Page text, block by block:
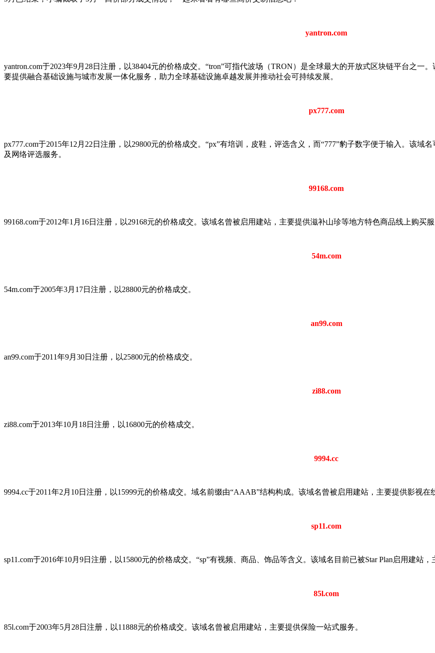
yantron.com
yantron.com于2023年9月28日注册，以38404元的价格成交。“tron”可指代波场（TRON）是全球最大的开放式区块链平台之
要提供融合基础设施与城市发展一体化服务，助力全球基础设施卓越发展并推动社会可持续发展。
px777.com
px777.com于2015年12月22日注册，以29800元的价格成交。“px”有培训，皮鞋，评选含义，而“777”豹子数字便于输入。该
及网络评选服务。
99168.com
99168.com于2012年1月16日注册，以29168元的价格成交。该域名曾被启用建站，主要提供滋补山珍等地方特色商品线上购买
54m.com
54m.com于2005年3月17日注册，以28800元的价格成交。
an99.com
an99.com于2011年9月30日注册，以25800元的价格成交。
zi88.com
zi88.com于2013年10月18日注册，以16800元的价格成交。
9994.cc
9994.cc于2011年2月10日注册，以15999元的价格成交。域名前缀由“AAAB”结构构成。该域名曾被启用建站，主要提供影视在
sp11.com
sp11.com于2016年10月9日注册，以15800元的价格成交。“sp”有视频、商品、饰品等含义。该域名目前已被Star Plan启用建站
85l.com
85l.com于2003年5月28日注册，以11888元的价格成交。该域名曾被启用建站，主要提供保险一站式服务。